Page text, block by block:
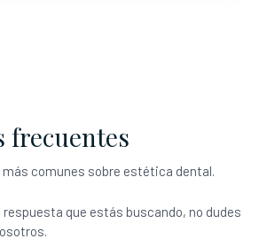
frecuentes
más comunes sobre estética dental.
respuesta que estás buscando, no dudes